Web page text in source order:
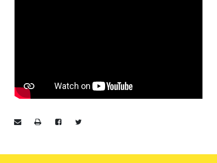
Envoyer par e-mail
ImprimerPartager sur Facebook